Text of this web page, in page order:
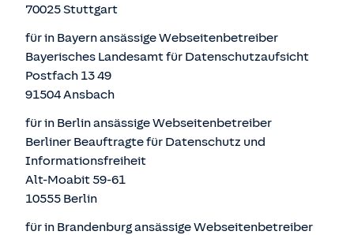
70025 Stuttgart
für in Bayern ansässige Webseitenbetreiber
Bayerisches Landesamt für Datenschutzaufsicht
Postfach 13 49
91504 Ansbach
für in Berlin ansässige Webseitenbetreiber
Berliner Beauftragte für Datenschutz und
Informationsfreiheit
Alt-Moabit 59-61
10555 Berlin
für in Brandenburg ansässige Webseitenbetreiber